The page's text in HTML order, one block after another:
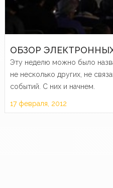
ОБЗОР
Эту неделю можно было
не несколько других, не
событий. С них и начнем.
17 февраля, 2012